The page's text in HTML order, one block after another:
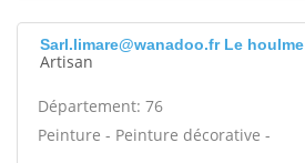
Sarl.limare@wanadoo.fr Le houlme
Artisan
Département: 76
Peinture - Peinture décorative -